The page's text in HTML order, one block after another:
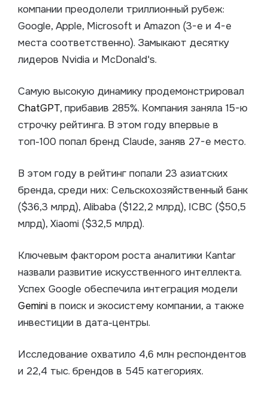
компании преодолели триллионный рубеж:
Google, Apple, Microsoft и Amazon (3-е и 4-е
места соответственно). Замыкают десятку
лидеров Nvidia и McDonald's.
Самую высокую динамику продемонстрировал
ChatGPT, прибавив 285%. Компания заняла 15-ю
строчку рейтинга. В этом году впервые в
топ-100 попал бренд Claude, заняв 27-е место.
В этом году в рейтинг попали 23 азиатских
бренда, среди них: Сельскохозяйственный банк
($36,3 млрд), Alibaba ($122,2 млрд), ICBC ($50,5
млрд), Xiaomi ($32,5 млрд).
Ключевым фактором роста аналитики Kantar
назвали развитие искусственного интеллекта.
Успех Google обеспечила интеграция модели
Gemini в поиск и экосистему компании, а также
инвестиции в дата-центры.
Исследование охватило 4,6 млн респондентов
и 22,4 тыс. брендов в 545 категориях.